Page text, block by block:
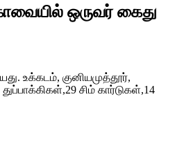
ஒருவர் கைது
உக்கடம், குனியமுத்தூர்,
சிம் கார்டுகள்,14